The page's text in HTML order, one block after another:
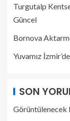
Turgutalp
Güncel
Bornova
Yuvamız
SON
Görüntülenecek